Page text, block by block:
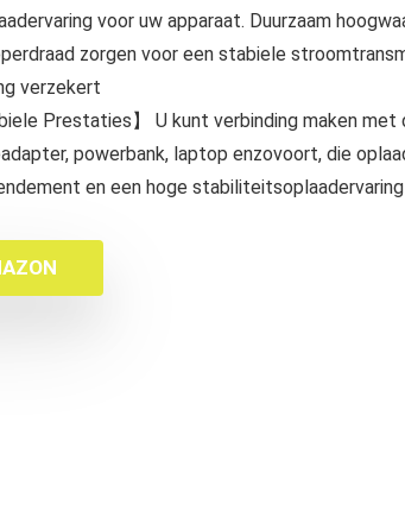
voor uw apparaat. Duurzaam
zorgen voor een stabiele
verzekert
Prestaties】 U kunt verbinding maken met
powerbank, laptop enzovoort, die
en een hoge